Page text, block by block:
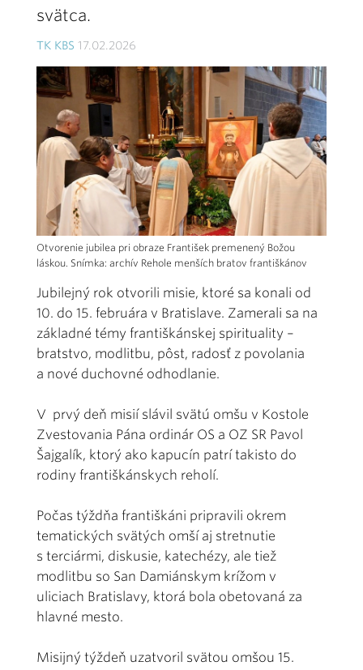
svätca.
TK KBS 17.02.2026
Otvorenie jubilea pri obraze František premenený Božou
láskou. Snímka: archív Rehole menších bratov františkánov
Jubilejný rok otvorili misie, ktoré sa konali od
10. do 15. februára v Bratislave. Zamerali sa na
základné témy františkánskej spirituality –
bratstvo, modlitbu, pôst, radosť z povolania
a nové duchovné odhodlanie.
V prvý deň misií slávil svätú omšu v Kostole
Zvestovania Pána ordinár OS a OZ SR Pavol
Šajgalík, ktorý ako kapucín patrí takisto do
rodiny františkánskych reholí.
Počas týždňa františkáni pripravili okrem
tematických svätých omší aj stretnutie
s terciármi, diskusie, katechézy, ale tiež
modlitbu so San Damiánskym krížom v
uliciach Bratislavy, ktorá bola obetovaná za
hlavné mesto.
Misijný týždeň uzatvoril svätou omšou 15.